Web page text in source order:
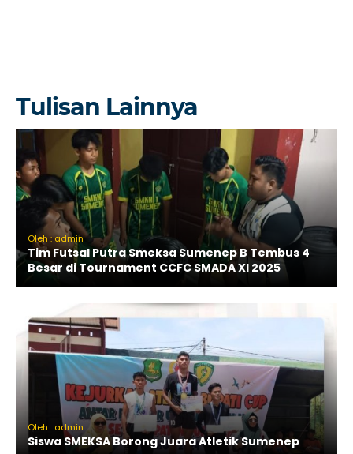
Tulisan Lainnya
Oleh : admin
Tim Futsal Putra Smeksa Sumenep B Tembus 4
Besar di Tournament CCFC SMADA XI 2025
Oleh : admin
Siswa SMEKSA Borong Juara Atletik Sumenep